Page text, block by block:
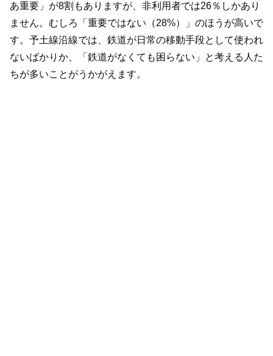
あ重要」が8割もありますが、非利用者では26％しかあり
ません。むしろ「重要ではない（28%）」のほうが高いで
す。予土線沿線では、鉄道が日常の移動手段として使われ
ないばかりか、「鉄道がなくても困らない」と考える人た
ちが多いことがうかがえます。